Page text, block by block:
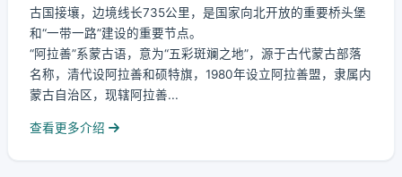
古国接壤，边境线长735公里，是国家向北开放的重要桥头堡
和“一带一路”建设的重要节点。
“阿拉善”系蒙古语，意为“五彩斑斓之地”，源于古代蒙古部落
名称，清代设阿拉善和硕特旗，1980年设立阿拉善盟，隶属内
蒙古自治区，现辖阿拉善...
查看更多介绍